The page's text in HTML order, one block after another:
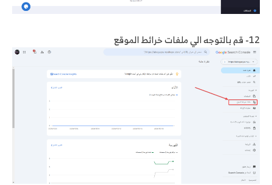
12- قم بالتوجه الي ملفات خرائط الموقع